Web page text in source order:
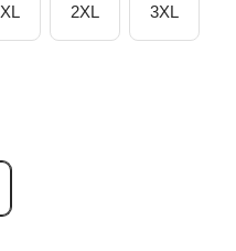
XL 2XL 3XL